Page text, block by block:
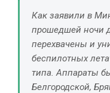
Как заявили в
прошедшей ночи
перехвачены и
беспилотных
типа. Аппараты
Белгородской,